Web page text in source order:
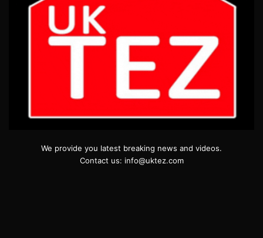
We provide you latest breaking news and videos.
Contact us: info@uktez.com